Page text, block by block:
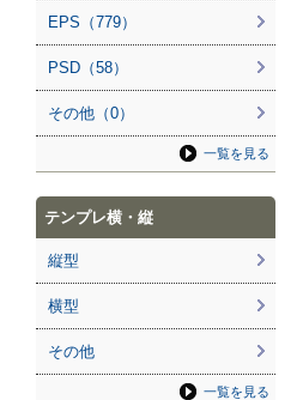
EPS（779）
PSD（58）
その他（0）
一覧を見る
テンプレ横・縦
縦型
横型
その他
一覧を見る